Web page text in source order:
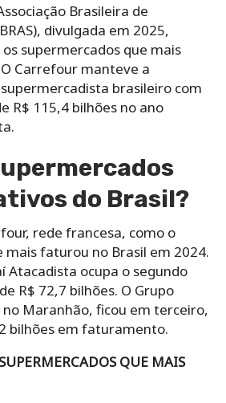
Brasileira de
divulgada em 2025,
supermercados que mais
Carrefour manteve a
brasileiro com
R$ 115,4 bilhões no ano
do Brasil?
rede francesa, como o
mais faturou no Brasil em 2024.
Atacadista ocupa o segundo
R$ 72,7 bilhões. O Grupo
Maranhão, ficou em terceiro,
bilhões em faturamento.​
QUE MAIS